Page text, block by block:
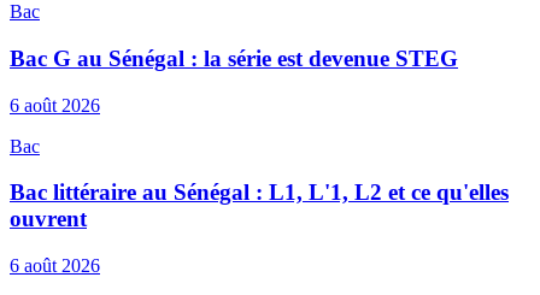
Bac
Bac G au Sénégal : la série est devenue STEG
6 août 2026
Bac
Bac littéraire au Sénégal : L1, L'1, L2 et ce qu'elles
ouvrent
6 août 2026